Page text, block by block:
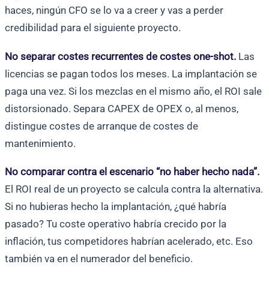
haces, ningún CFO se lo va a creer y vas a perder
credibilidad para el siguiente proyecto.
No separar costes recurrentes de costes one-shot. Las
licencias se pagan todos los meses. La implantación se
paga una vez. Si los mezclas en el mismo año, el ROI sale
distorsionado. Separa CAPEX de OPEX o, al menos,
distingue costes de arranque de costes de
mantenimiento.
No comparar contra el escenario “no haber hecho nada”.
El ROI real de un proyecto se calcula contra la alternativa.
Si no hubieras hecho la implantación, ¿qué habría
pasado? Tu coste operativo habría crecido por la
inflación, tus competidores habrían acelerado, etc. Eso
también va en el numerador del beneficio.